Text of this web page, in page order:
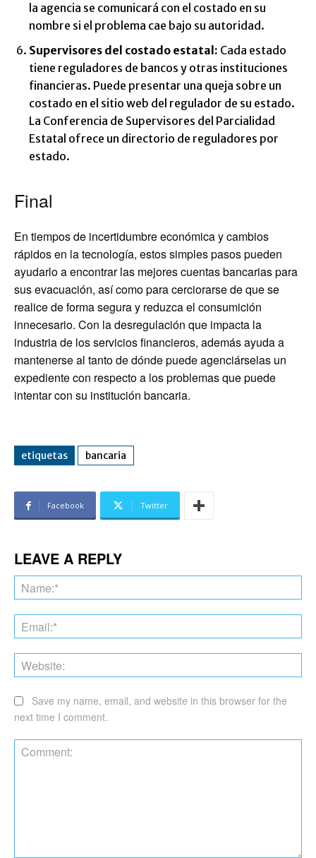
la agencia se comunicará con el costado en su
nombre si el problema cae bajo su autoridad.
Supervisores del costado estatal: Cada estado
tiene reguladores de bancos y otras instituciones
financieras. Puede presentar una queja sobre un
costado en el sitio web del regulador de su estado.
La Conferencia de Supervisores del Parcialidad
Estatal ofrece un directorio de reguladores por
estado.
Final
En tiempos de incertidumbre económica y cambios
rápidos en la tecnología, estos simples pasos pueden
ayudarlo a encontrar las mejores cuentas bancarias para
sus evacuación, así como para cerciorarse de que se
realice de forma segura y reduzca el consumición
innecesario. Con la desregulación que impacta la
industria de los servicios financieros, además ayuda a
mantenerse al tanto de dónde puede agenciárselas un
expediente con respecto a los problemas que puede
intentar con su institución bancaria.
etiquetas bancaria
Facebook Twitter
LEAVE A REPLY
Save my name, email, and website in this browser for the
next time I comment.